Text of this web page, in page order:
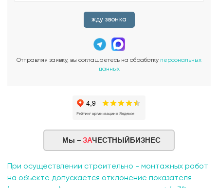
жду звонка
Отправляя заявку, вы соглашаетесь на обработку персональных
данных
Мы – ЗАЧЕСТНЫЙБИЗНЕС
При осуществлении строительно - монтажных работ
на объекте допускается отклонение показателя